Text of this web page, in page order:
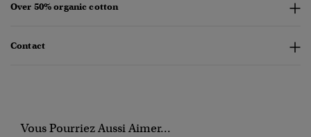
Over 50% organic cotton
Contact
Vous Pourriez Aussi Aimer...